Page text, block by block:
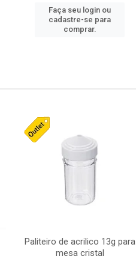
Faça seu login ou
cadastre-se para
comprar.
Paliteiro de acrilico 13g para
mesa cristal